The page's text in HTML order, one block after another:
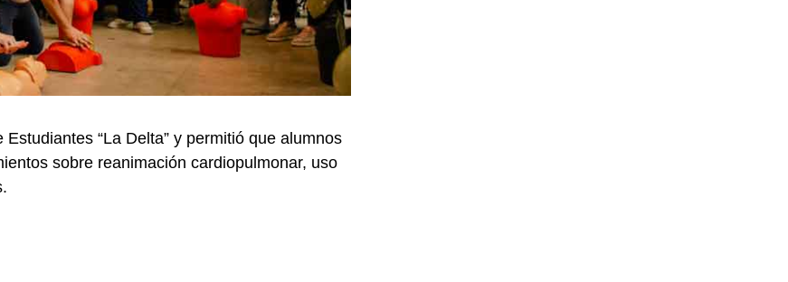
“La Delta” y permitió que alumnos
sobre reanimación cardiopulmonar, uso